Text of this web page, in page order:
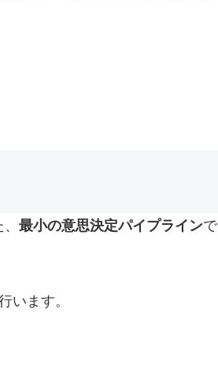
最小の意思決定パイプラインで
います。